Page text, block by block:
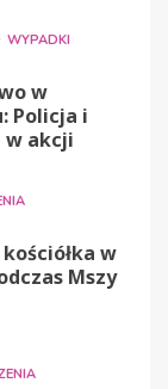
WYPADKI
w
Policja i
w akcji
w
Mszy